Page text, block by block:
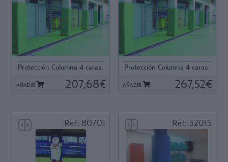
Protección Columna 4 caras.
40x40x 2 cm....
AÑADIR 207,68€
Protección Columna 4 caras.
40x40x 2 cm....
AÑADIR 267,52€
Ref: 80701
Ref: 80701
Ref: 52015
Ref: 52015